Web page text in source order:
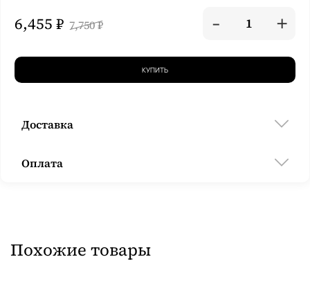
6,455 ₽ 7,750 ₽ - 1 +
КУПИТЬ
Доставка
Оплата
Похожие товары